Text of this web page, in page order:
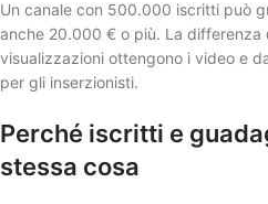
Un canale con 500.000 iscritti può
anche 20.000 € o più. La
visualizzazioni ottengono i video e
per gli inserzionisti.
Perché iscritti e
stessa cosa